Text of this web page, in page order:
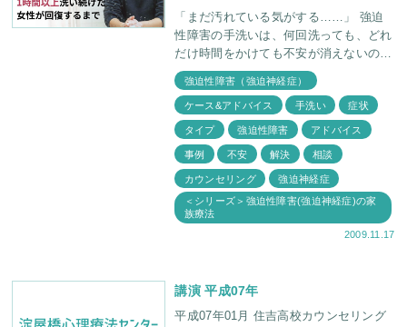
「まだ汚れている気がする……」 強迫
性障害の手洗いは、何回洗っても、どれ
だけ時間をかけても不安が消えないのが
特徴です。洗っている最中に、水はねで
汚水が手についてしまったのではという
恐怖から、
強迫性障害（強迫神経症）
ケース&アドバイス 手洗い 症状
タイプ 強迫性障害 アドバイス
事例 不安 解決 相談
カウンセリング 強迫神経症
＜シリーズ＞強迫性障害(強迫神経症)の家
族療法
2009.11.17
講演 平成07年
平成07年01月 住吉高校カウンセリング